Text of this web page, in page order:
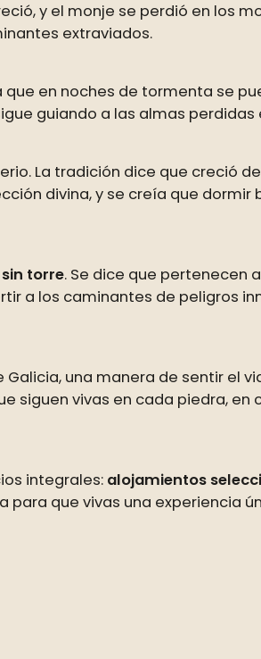
y el monje se perdió en los
extraviados.
en noches de tormenta se
guiando a las almas perdidas
La tradición dice que creció
divina, y se creía que dormir
torre. Se dice que pertenecen
a los caminantes de peligros
una manera de sentir el
siguen vivas en cada piedra, en
integrales: alojamientos
para que vivas una experiencia